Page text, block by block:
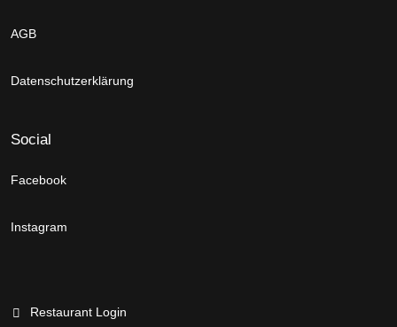
AGB
Datenschutzerklärung
Social
Facebook
Instagram
Restaurant Login